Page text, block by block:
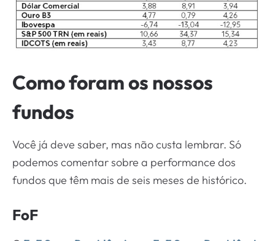
Como foram os nossos
fundos
Você já deve saber, mas não custa lembrar. Só
podemos comentar sobre a performance dos
fundos que têm mais de seis meses de histórico.
FoF